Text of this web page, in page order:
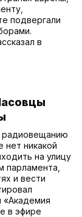
подвергали
в
радиовещанию
нет никакой
на улицу
парламента,
и вести
«Академия
в эфире